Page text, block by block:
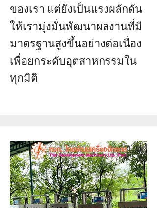
ของเรา แต่ยังเป็นแรงผลักดัน
ให้เรามุ่งมั่นพัฒนาผลงานที่มี
มาตรฐานสูงขึ้นอย่างต่อเนื่อง
เพื่อยกระดับอุตสาหกรรมใน
ทุกมิติ